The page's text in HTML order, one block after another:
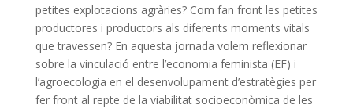
petites explotacions agràries? Com fan front les petites
productores i productors als diferents moments vitals
que travessen? En aquesta jornada volem reflexionar
sobre la vinculació entre l’economia feminista (EF) i
l’agroecologia en el desenvolupament d’estratègies per
fer front al repte de la viabilitat socioeconòmica de les